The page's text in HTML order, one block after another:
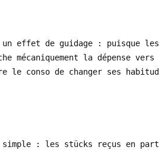
effet de guidage : puisque les
mécaniquement la dépense
le conso de changer ses
: les stücks reçus en